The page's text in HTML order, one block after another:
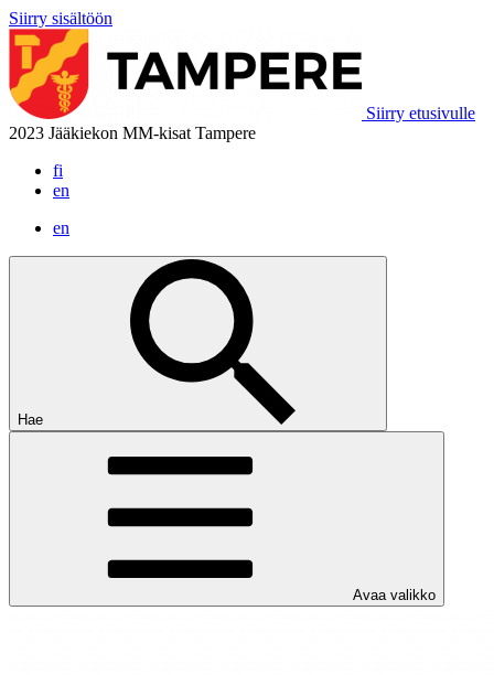
Siirry sisältöön
Siirry etusivulle
2023 Jääkiekon MM-kisat Tampere
fi
en
en
Hae
Avaa valikko